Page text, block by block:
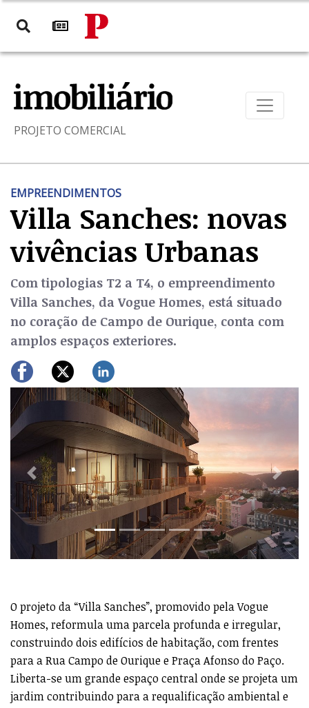
PROJETO COMERCIAL
EMPREENDIMENTOS
Villa Sanches: novas
vivências Urbanas
Com tipologias T2 a T4, o empreendimento
Villa Sanches, da Vogue Homes, está situado
no coração de Campo de Ourique, conta com
amplos espaços exteriores.
Previous Next
O projeto da “Villa Sanches”, promovido pela Vogue
Homes, reformula uma parcela profunda e irregular,
construindo dois edifícios de habitação, com frentes
para a Rua Campo de Ourique e Praça Afonso do Paço.
Liberta-se um grande espaço central onde se projeta um